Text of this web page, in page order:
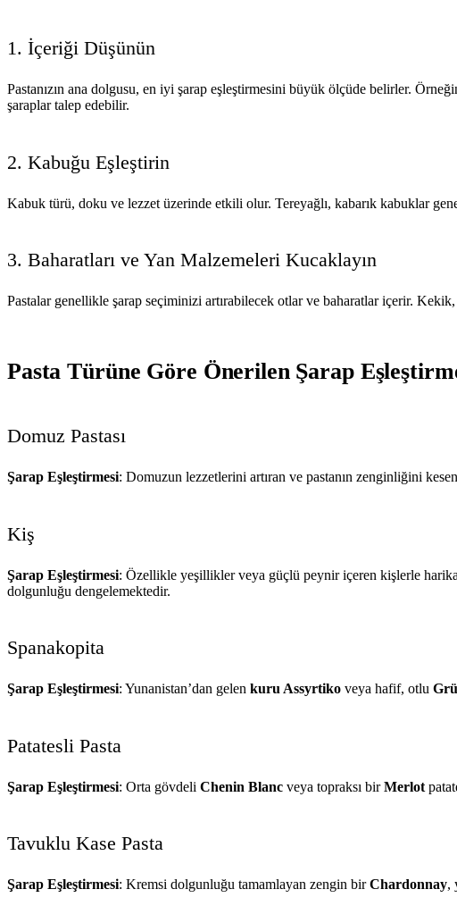
1. İçeriği Düşünün
Pastanızın ana dolgusu, en iyi şarap eşleştirmesini büyük ölçüde belirler.
şaraplar talep edebilir.
2. Kabuğu Eşleştirin
Kabuk türü, doku ve lezzet üzerinde etkili olur. Tereyağlı, kabarık kabuklar
3. Baharatları ve Yan Malzemeleri Kucaklayın
Pastalar genellikle şarap seçiminizi artırabilecek otlar ve baharatlar içerir.
Pasta Türüne Göre Önerilen Şarap
Domuz Pastası
Şarap Eşleştirmesi: Domuzun lezzetlerini artıran ve pastanın zenginliğini
Kiş
Şarap Eşleştirmesi: Özellikle yeşillikler veya güçlü peynir içeren kişlerle
dolgunluğu dengelemektedir.
Spanakopita
Şarap Eşleştirmesi: Yunanistan’dan gelen kuru Assyrtiko veya hafif, otlu
Patatesli Pasta
Şarap Eşleştirmesi: Orta gövdeli Chenin Blanc veya topraksı birMerlot
Tavuklu Kase Pasta
Şarap Eşleştirmesi: Kremsi dolgunluğu tamamlayan zengin birChardonnay,